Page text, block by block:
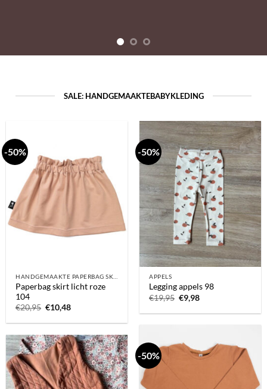
SALE: HANDGEMAAKTEBABYKLEDING
-50%
Paperbag skirt licht roze
104
€20,95 Oorspronkelijke
prijs
was:
€10,48Huidige
is:
-50%
APPELS
Legging appels 98
€19,95 Oorspronkelijke
prijs
was:
€9,98Huidige
is:
-50%